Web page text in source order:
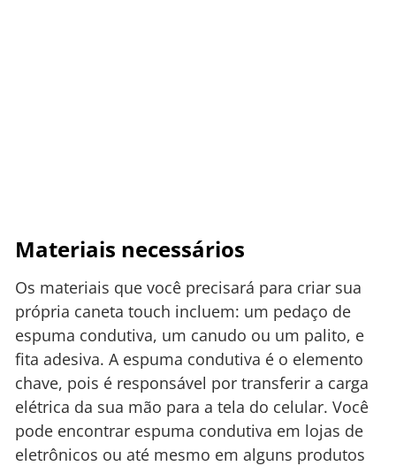
Materiais necessários
Os materiais que você precisará para criar sua
própria caneta touch incluem: um pedaço de
espuma condutiva, um canudo ou um palito, e
fita adesiva. A espuma condutiva é o elemento
chave, pois é responsável por transferir a carga
elétrica da sua mão para a tela do celular. Você
pode encontrar espuma condutiva em lojas de
eletrônicos ou até mesmo em alguns produtos